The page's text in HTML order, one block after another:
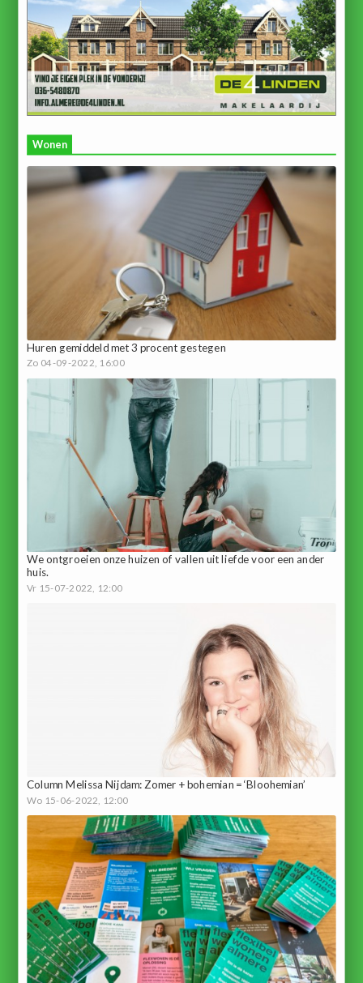
Wonen
Huren gemiddeld met 3 procent gestegen
Zo 04-09-2022, 16:00
We ontgroeien onze huizen of vallen uit liefde voor een ander
huis.
Vr 15-07-2022, 12:00
Column Melissa Nijdam: Zomer + bohemian = ‘Bloohemian’
Wo 15-06-2022, 12:00